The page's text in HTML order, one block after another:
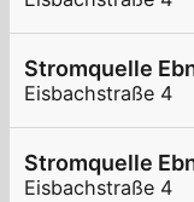
Stromquelle
Eisbachstraße 4
Stromquelle
Eisbachstraße 4